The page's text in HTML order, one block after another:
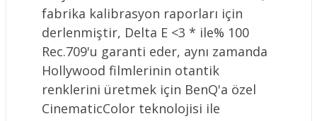
fabrika kalibrasyon raporları için
derlenmiştir, Delta E <3 * ile% 100
Rec.709'u garanti eder, aynı zamanda
Hollywood filmlerinin otantik
renklerini üretmek için BenQ'a özel
CinematicColor teknolojisi ile